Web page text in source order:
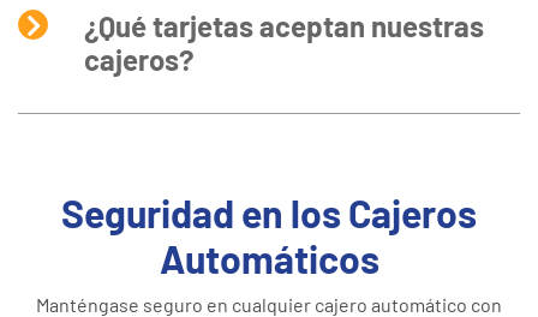
¿Qué tarjetas aceptan nuestras
cajeros?
Seguridad en los Cajeros
Automáticos
Manténgase seguro en cualquier cajero automático con